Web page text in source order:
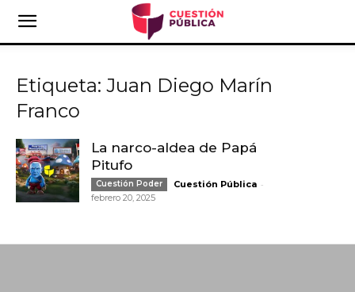
Etiqueta: Juan Diego Marín
Franco
La narco-aldea de Papá
Pitufo
Cuestión Poder Cuestión Pública -
febrero 20, 2025